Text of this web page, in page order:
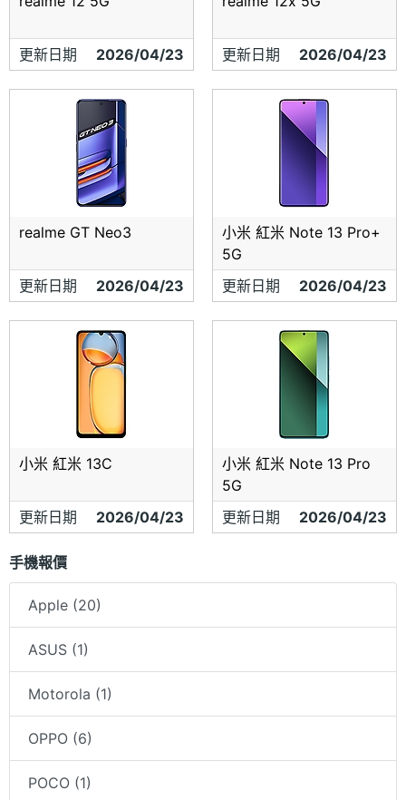
更新日期 2026/04/23 更新日期 2026/04/23
realme GT Neo3
更新日期 2026/04/23
小米 紅米 Note 13 Pro+
5G
更新日期
2026/04/23
小米 紅米 13C
更新日期 2026/04/23
小米 紅米 Note 13 Pro
5G
更新日期
2026/04/23
手機報價
Apple (20)
ASUS (1)
Motorola (1)
OPPO (6)
POCO (1)